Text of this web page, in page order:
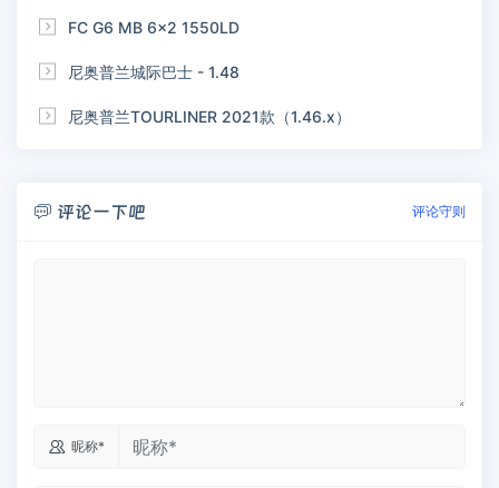
 FC G6 MB 6x2 1550LD
 尼奥普兰城际巴士 - 1.48
 尼奥普兰TOURLINER 2021款（1.46.x）
 评论一下吧 评论守则
 昵称*